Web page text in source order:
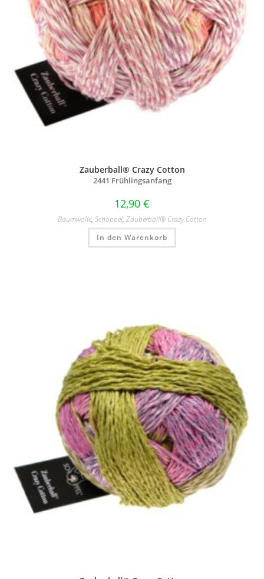
Zauberball® Crazy Cotton
2441 Frühlingsanfang
12,90 €
Baumwolle, Schoppel, Zauberball® Crazy Cotton
In den Warenkorb